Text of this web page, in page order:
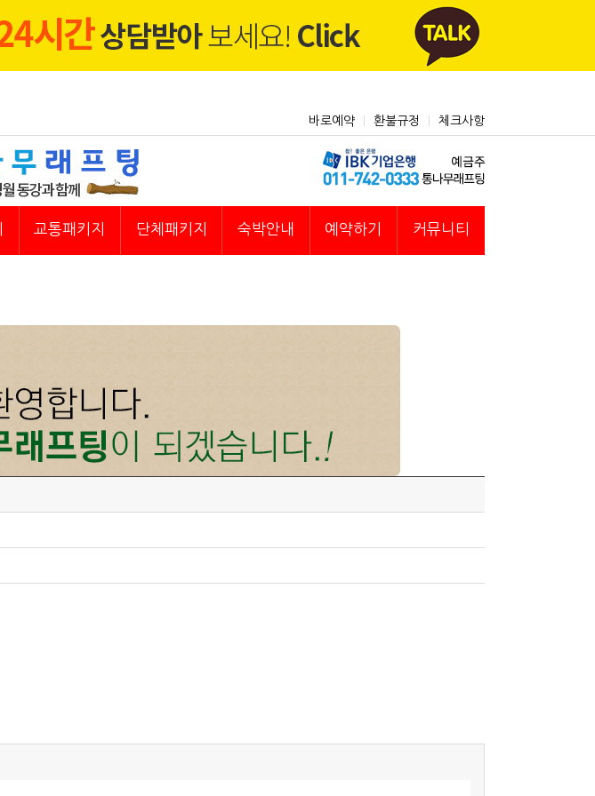
체크사항
환불규정
바로예약
교통패키지 단체패키지 숙박안내 예약하기 커뮤니티